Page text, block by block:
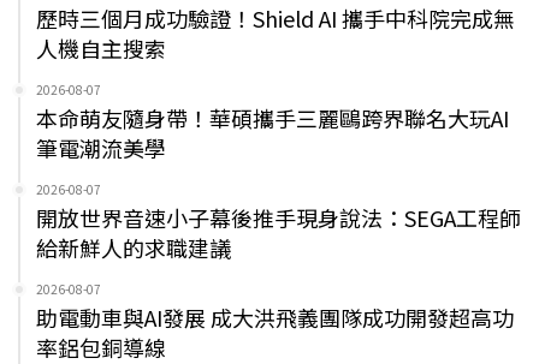
歷時三個月成功驗證！Shield AI 攜手中科院完成無
人機自主搜索
2026-08-07
本命萌友隨身帶！華碩攜手三麗鷗跨界聯名大玩AI
筆電潮流美學
2026-08-07
開放世界音速小子幕後推手現身說法：SEGA工程師
給新鮮人的求職建議
2026-08-07
助電動車與AI發展 成大洪飛義團隊成功開發超高功
率鋁包銅導線